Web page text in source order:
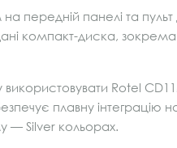
на передній панелі та
компакт-диска,
Rotel
плавну інтеграцію
— Silver кольорах.